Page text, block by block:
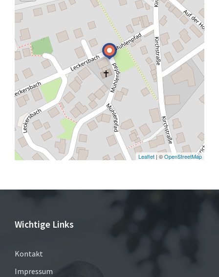
Leaflet | ©OpenStreetMap
Wichtige Links
Kontakt
Impressum